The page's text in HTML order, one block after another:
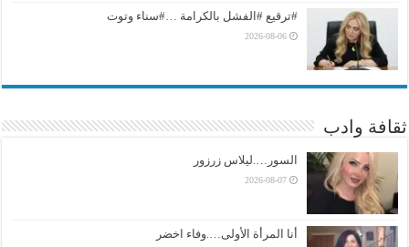
#ترقيع #الفشل بالكرامة …#سناء وتوت
2026-08-06
ثقافة وادب
السور….ليلاس زرزور
2026-08-07
أنا المرأة الأولى….وفاء اخضر